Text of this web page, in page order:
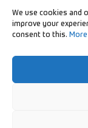
We use cookies and
improve your
consent to this.